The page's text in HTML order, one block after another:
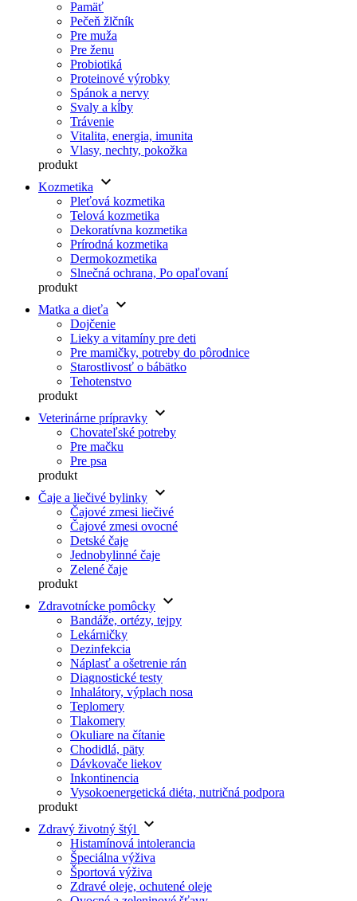
Pamäť
Pečeň žlčník
Pre muža
Pre ženu
Probiotiká
Proteinové výrobky
Spánok a nervy
Svaly a kĺby
Trávenie
Vitalita, energia, imunita
Vlasy, nechty, pokožka
produkt
Kozmetika
keyboard_arrow_down
Pleťová kozmetika
Telová kozmetika
Dekoratívna kozmetika
Prírodná kozmetika
Dermokozmetika
Slnečná ochrana, Po opaľovaní
produkt
Matka a dieťa
keyboard_arrow_down
Dojčenie
Lieky a vitamíny pre deti
Pre mamičky, potreby do pôrodnice
Starostlivosť o bábätko
Tehotenstvo
produkt
Veterinárne prípravky keyboard_arrow_down
Chovateľské potreby
Pre mačku
Pre psa
produkt
Čaje a liečivé bylinky keyboard_arrow_down
Čajové zmesi liečivé
Čajové zmesi ovocné
Detské čaje
Jednobylinné čaje
Zelené čaje
produkt
Zdravotnícke pomôcky keyboard_arrow_down
Bandáže, ortézy, tejpy
Lekárničky
Dezinfekcia
Náplasť a ošetrenie rán
Diagnostické testy
Inhalátory, výplach nosa
Teplomery
Tlakomery
Okuliare na čítanie
Chodidlá, päty
Dávkovače liekov
Inkontinencia
Vysokoenergetická diéta, nutričná podpora
produkt
Zdravý životný štýl
keyboard_arrow_down
Histamínová intolerancia
Špeciálna výživa
Športová výživa
Zdravé oleje, ochutené oleje